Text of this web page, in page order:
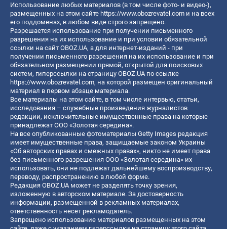
Использование любых материалов (в том числе фото- и видео-),
размещенных на этом сайте https://www.obozrevatel.com и на всех
его поддоменах, в любом виде строго запрещено.
Разрешается использование при получении письменного
разрешения на их использование и при условии обязательной
ссылки на сайт OBOZ.UA, а для интернет-изданий - при
получении письменного разрешения на их использование и при
обязательном размещении прямой, открытой для поисковых
систем, гиперссылки на страницу OBOZ.UA по ссылке
https://www.obozrevatel.com, на которой размещен оригинальный
материал в первом абзаце материала.
Все материалы на этом сайте, в том числе интервью, статьи,
исследования – служебные произведения журналистов
редакции, исключительные имущественные права на которые
принадлежат ООО «Золотая середина».
На все опубликованные фотоматериалы Getty Images редакция
имеет имущественные права, защищаемые законом Украины
«Об авторских правах и смежных правах», никто не имеет права
без письменного разрешения ООО «Золотая середина» их
использовать, они не подлежат дальнейшему воспроизводству,
переводу, распространению в любой форме.
Редакция OBOZ.UA может не разделять точку зрения,
изложенную в авторском материале. За достоверность
информации, размещенной в рекламных материалах,
ответственность несет рекламодатель.
Запрещено использование материалов размещенных на этом